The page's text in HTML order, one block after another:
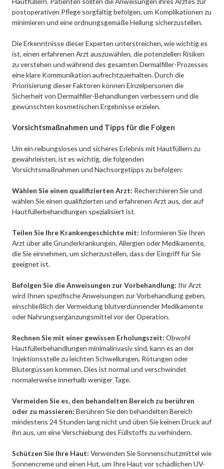
postoperativen Pflege sorgfältig befolgen, um Komplikationen zu
minimieren und eine ordnungsgemäße Heilung sicherzustellen.
Die Erkenntnisse dieser Experten unterstreichen, wie wichtig es
ist, einen erfahrenen Arzt auszuwählen, die potenziellen Risiken
zu verstehen und während des gesamten Dermalfiller-Prozesses
eine klare Kommunikation aufrechtzuerhalten. Durch die
Priorisierung dieser Faktoren können Einzelpersonen die
Sicherheit von Dermalfiller-Behandlungen verbessern und die
gewünschten kosmetischen Ergebnisse erzielen.
Vorsichtsmaßnahmen und Tipps für die Folgen
Um ein reibungsloses und sicheres Erlebnis mit Hautfüllern zu
gewährleisten, ist es wichtig, die folgenden
Vorsichtsmaßnahmen und Nachsorgetipps zu befolgen:
Wählen Sie einen qualifizierten Arzt: Recherchieren Sie und
wählen Sie einen qualifizierten und erfahrenen Arzt aus, der auf
Hautfüllerbehandlungen spezialisiert ist.
Teilen Sie Ihre Krankengeschichte mit: Informieren Sie Ihren
Arzt über alle Grunderkrankungen, Allergien oder Medikamente,
die Sie einnehmen, um sicherzustellen, dass der Eingriff für Sie
geeignet ist.
Befolgen Sie die Anweisungen zur Vorbehandlung: Ihr Arzt
wird Ihnen spezifische Anweisungen zur Vorbehandlung geben,
einschließlich der Vermeidung blutverdünnender Medikamente
oder Nahrungsergänzungsmittel vor der Operation.
Rechnen Sie mit einer gewissen Erholungszeit: Obwohl
Hautfüllerbehandlungen minimalinvasiv sind, kann es an der
Injektionsstelle zu leichten Schwellungen, Rötungen oder
Blutergüssen kommen. Dies ist normal und verschwindet
normalerweise innerhalb weniger Tage.
Vermeiden Sie es, den behandelten Bereich zu berühren
oder zu massieren: Berühren Sie den behandelten Bereich
mindestens 24 Stunden lang nicht und üben Sie keinen Druck auf
ihn aus, um eine Verschiebung des Füllstoffs zu verhindern.
Schützen Sie Ihre Haut: Verwenden Sie Sonnenschutzmittel wie
Sonnencreme und einen Hut, um Ihre Haut vor schädlichen UV-